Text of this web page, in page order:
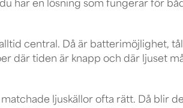
har en lösning som fungerar för
central. Då är batterimöjlighet,
där tiden är knapp och där ljuset
ljuskällor ofta rätt. Då blir